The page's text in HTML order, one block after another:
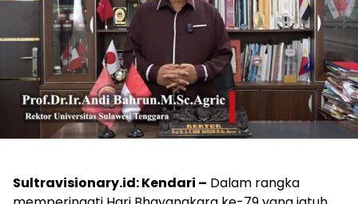
Sultravisionary.id: Kendari – Dalam rangka